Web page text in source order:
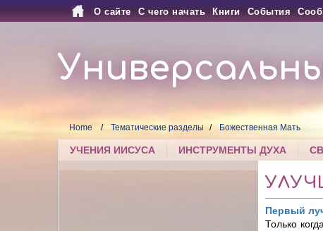
О сайте С чего начать Книги События
Home Тематические разделы Божественная Мать
УЧЕНИЯ ИИСУСА ИНСТРУМЕНТЫ ДУХА
Первый
Только